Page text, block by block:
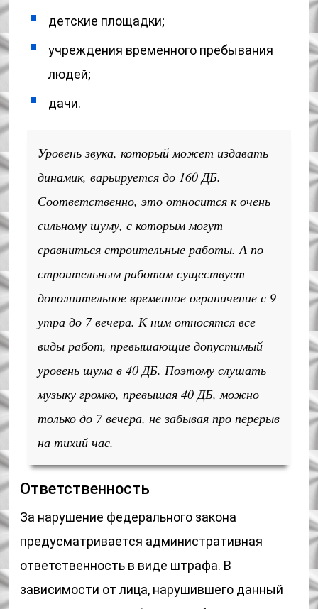
детские площадки;
учреждения временного пребывания
людей;
дачи.
Уровень звука, который может издавать
динамик, варьируется до 160 ДБ.
Соответственно, это относится к очень
сильному шуму, с которым могут
сравниться строительные работы. А по
строительным работам существует
дополнительное временное ограничение с 9
утра до 7 вечера. К ним относятся все
виды работ, превышающие допустимый
уровень шума в 40 ДБ. Поэтому слушать
музыку громко, превышая 40 ДБ, можно
только до 7 вечера, не забывая про перерыв
на тихий час.
Ответственность
За нарушение федерального закона
предусматривается административная
ответственность в виде штрафа. В
зависимости от лица, нарушившего данный